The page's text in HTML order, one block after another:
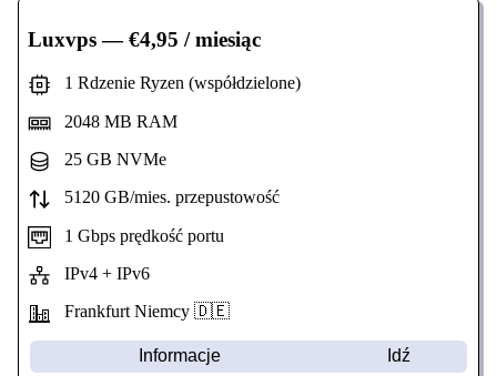
Luxvps— €4,95 / miesiąc
1 Rdzenie Ryzen (współdzielone)
2048 MB RAM
25 GB NVMe
5120 GB/mies. przepustowość
1 Gbps prędkość portu
IPv4 + IPv6
Frankfurt Niemcy 🇩🇪
Informacje Idź